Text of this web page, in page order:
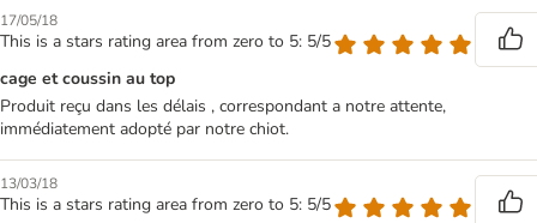
17/05/18
This is a stars rating area from zero to 5: 5/5
cage et coussin au top
Produit reçu dans les délais , correspondant a notre attente,
immédiatement adopté par notre chiot.
13/03/18
This is a stars rating area from zero to 5: 5/5